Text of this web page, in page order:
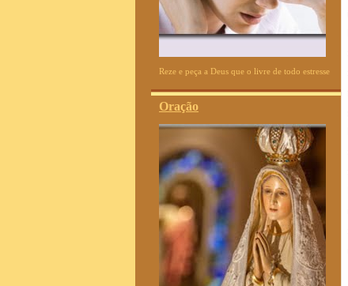
Reze e peça a Deus que o livre de todo estresse
Oração